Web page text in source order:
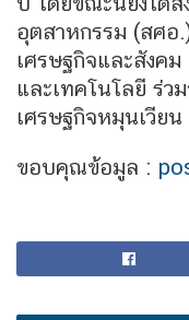
อุตสาหกรรม (สศอ
เศรษฐกิจและสังค
และเทคโนโลยี ร่
เศรษฐกิจหมุนเวีย
ขอบคุณข้อมูล :